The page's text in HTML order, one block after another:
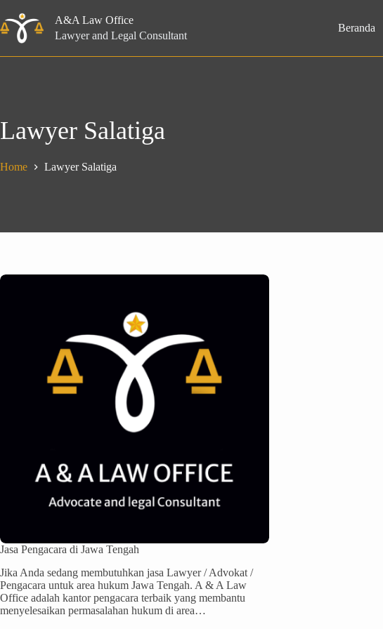
to
content
A&A Law Office
Lawyer and Legal Consultant
Beranda
Lawyer Salatiga
Home Lawyer Salatiga
Jasa Pengacara di Jawa Tengah
Jika Anda sedang membutuhkan jasa Lawyer / Advokat /
Pengacara untuk area hukum Jawa Tengah. A & A Law
Office adalah kantor pengacara terbaik yang membantu
menyelesaikan permasalahan hukum di area…